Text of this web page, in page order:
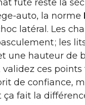
futé reste la
auto, la norme
latéral. Les
; les
une hauteur de
validez ces
de confiance,
ça fait la